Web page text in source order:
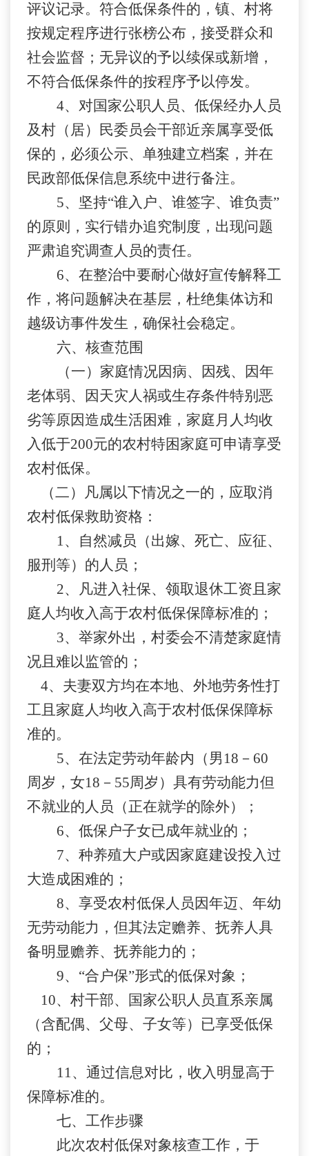
评议记录。符合低保条件的，镇、村将
按规定程序进行张榜公布，接受群众和
社会监督；无异议的予以续保或新增，
不符合低保条件的按程序予以停发。
4、对国家公职人员、低保经办人员
及村（居）民委员会干部近亲属享受低
保的，必须公示、单独建立档案，并在
民政部低保信息系统中进行备注。
5、坚持“谁入户、谁签字、谁负责”
的原则，实行错办追究制度，出现问题
严肃追究调查人员的责任。
6、在整治中要耐心做好宣传解释工
作，将问题解决在基层，杜绝集体访和
越级访事件发生，确保社会稳定。
六、核查范围
（一）家庭情况因病、因残、因年
老体弱、因天灾人祸或生存条件特别恶
劣等原因造成生活困难，家庭月人均收
入低于200元的农村特困家庭可申请享受
农村低保。
（二）凡属以下情况之一的，应取消
农村低保救助资格：
1、自然减员（出嫁、死亡、应征、
服刑等）的人员；
2、凡进入社保、领取退休工资且家
庭人均收入高于农村低保保障标准的；
3、举家外出，村委会不清楚家庭情
况且难以监管的；
4、夫妻双方均在本地、外地劳务性打
工且家庭人均收入高于农村低保保障标
准的。
5、在法定劳动年龄内（男 18 － 60
周岁，女18 － 55周岁）具有劳动能力但
不就业的人员（正在就学的除外）；
6、低保户子女已成年就业的；
7、种养殖大户或因家庭建设投入过
大造成困难的；
8、享受农村低保人员因年迈、年幼
无劳动能力，但其法定赡养、抚养人具
备明显赡养、抚养能力的；
9、“合户保”形式的低保对象；
10、村干部、国家公职人员直系亲属
（含配偶、父母、子女等）已享受低保
的；
11、通过信息对比，收入明显高于
保障标准的。
七、工作步骤
此次农村低保对象核查工作，于